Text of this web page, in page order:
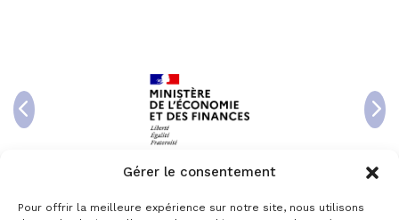
Gérer le consentement
Pour offrir la meilleure expérience sur notre site, nous utilisons